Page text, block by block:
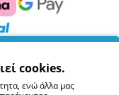
Cookiescookies.
ενώ άλλα μας